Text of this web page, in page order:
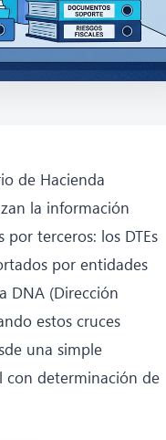
de Hacienda
la información
terceros: los DTEs
por entidades
DNA (Dirección
estos cruces
una simple
con determinación de